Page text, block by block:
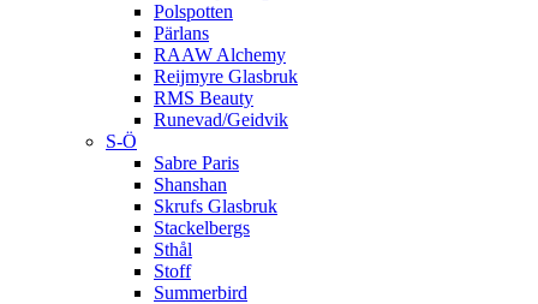
Polspotten
Pärlans
RAAW Alchemy
Reijmyre Glasbruk
RMS Beauty
Runevad/Geidvik
S-Ö
Sabre Paris
Shanshan
Skrufs Glasbruk
Stackelbergs
Sthål
Stoff
Summerbird